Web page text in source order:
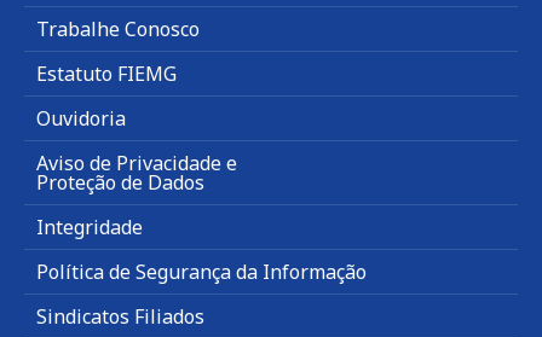
Trabalhe Conosco
Estatuto FIEMG
Ouvidoria
Aviso de Privacidade e
Proteção de Dados
Integridade
Política de Segurança da Informação
Sindicatos Filiados